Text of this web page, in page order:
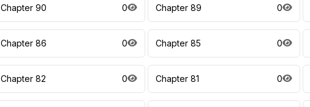
Chapter 90 0 Chapter 89 0
Chapter 86 0 Chapter 85 0
Chapter 82 0 Chapter 81 0